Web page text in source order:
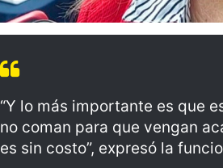
“Y lo más importante es que
no coman para que vengan
es sin costo”, expresó la